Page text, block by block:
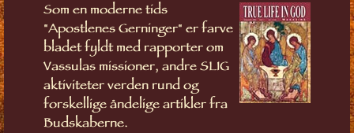
Som en moderne tids
"Apostlenes Gerninger" er farve
bladet fyldt med rapporter om
Vassulas missioner, andre SLIG
aktiviteter verden rund og
forskellige åndelige artikler fra
Budskaberne.